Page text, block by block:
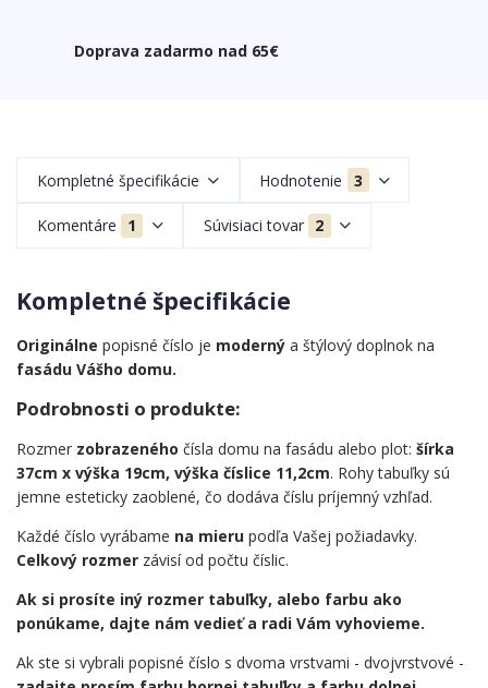
Doprava zadarmo nad 65€
Kompletné špecifikácie Hodnotenie 3
Komentáre 1 Súvisiaci tovar 2
Kompletné špecifikácie
Originálne popisné číslo je moderný a štýlový doplnok na
fasádu Vášho domu.
Podrobnosti o produkte:
Rozmer zobrazeného čísla domu na fasádu alebo plot: šírka
37cm x výška 19cm, výška číslice 11,2cm. Rohy tabuľky sú
jemne esteticky zaoblené, čo dodáva číslu príjemný vzhľad.
Každé číslo vyrábame na mieru podľa Vašej požiadavky.
Celkový rozmer závisí od počtu číslic.
Ak si prosíte iný rozmer tabuľky, alebo farbu ako
ponúkame, dajte nám vedieť a radi Vám vyhovieme.
Ak ste si vybrali popisné číslo s dvoma vrstvami - dvojvrstvové -